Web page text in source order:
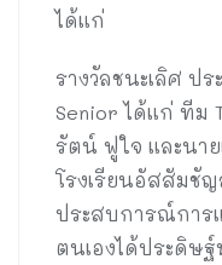
ได้แก่
รางวัลชนะเลิศ ปร
Senior ได้แก่ ทีม
รัตน์ ฟูใจ และนา
โรงเรียนอัสสัมชัญ
ประสบการณ์การ
ตนเองได้ประดิษ